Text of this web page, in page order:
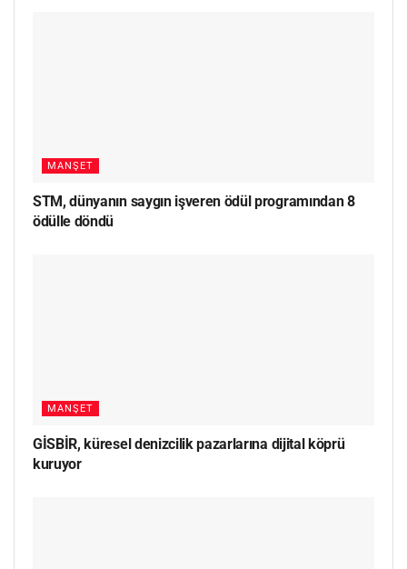
MANŞET
STM, dünyanın saygın işveren ödül programından 8
ödülle döndü
MANŞET
GİSBİR, küresel denizcilik pazarlarına dijital köprü
kuruyor